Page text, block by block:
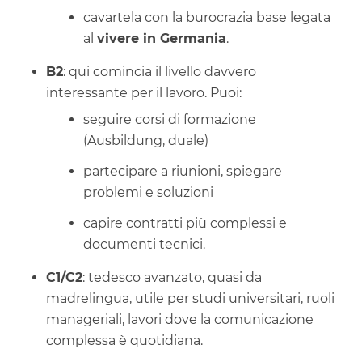
cavartela con la burocrazia base legata
al vivere in Germania.
B2: qui comincia il livello davvero
interessante per il lavoro. Puoi:
seguire corsi di formazione
(Ausbildung, duale)
partecipare a riunioni, spiegare
problemi e soluzioni
capire contratti più complessi e
documenti tecnici.
C1/C2: tedesco avanzato, quasi da
madrelingua, utile per studi universitari, ruoli
manageriali, lavori dove la comunicazione
complessa è quotidiana.